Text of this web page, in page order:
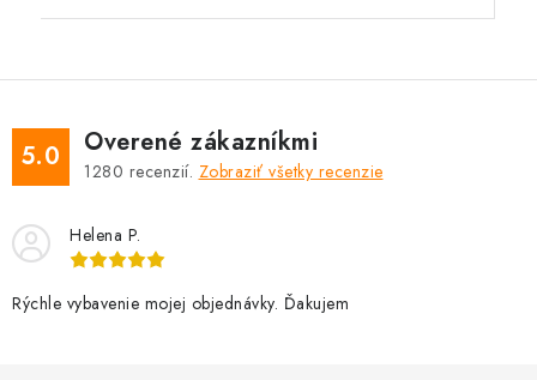
5.0 Overené zákazníkmi
1280 recenzií. Zobraziť všetky recenzie
Helena P.
Rýchle vybavenie mojej objednávky. Ďakujem